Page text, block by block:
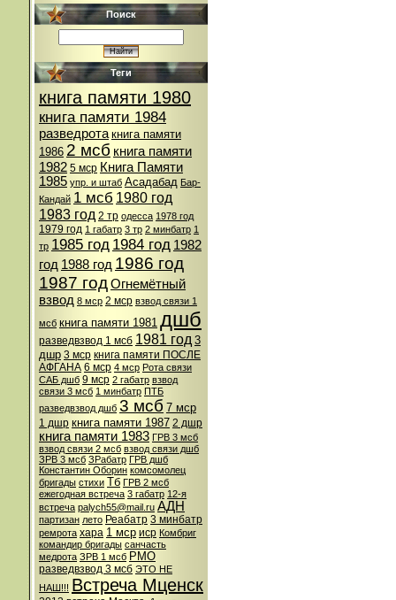
Поиск
Теги
книга памяти 1980
книга памяти 1984
разведрота книга памяти
1986 2 мсб книга памяти
1982 5 мср Книга Памяти
1985 упр. и штаб Асадабад Бар-
Кандай 1 мсб 1980 год
1983 год 2 тр одесса 1978 год
1979 год 1 габатр 3 тр 2 минбатр 1
тр 1985 год 1984 год 1982
год 1988 год 1986 год
1987 годОгнемётный
взвод 8 мср 2 мср взвод связи 1
мсб книга памяти 1981 дшб
разведвзвод 1 мсб 1981 год 3
дшр 3 мср книга памяти ПОСЛЕ
АФГАНА 6 мср 4 мср Рота связи
САБ дшб 9 мср 2 габатр взвод
связи 3 мсб 1 минбатр ПТБ
разведвзвод дшб 3 мсб 7 мср
1 дшр книга памяти 1987 2 дшр
книга памяти 1983 ГРВ 3 мсб
взвод связи 2 мсб взвод связи дшб
ЗРВ 3 мсб ЗРабатр ГРВ дшб
Константин Оборин комсомолец
бригады стихи Тб ГРВ 2 мсб
ежегодная встреча 3 габатр 12-я
встреча palych55@mail.ru АДН
партизан лето Реабатр 3 минбатр
ремрота хара 1 мср иср Комбриг
командир бригады санчасть
медрота ЗРВ 1 мсб РМО
разведвзвод 3 мсб ЭТО НЕ
НАШ!!! Встреча Мценск